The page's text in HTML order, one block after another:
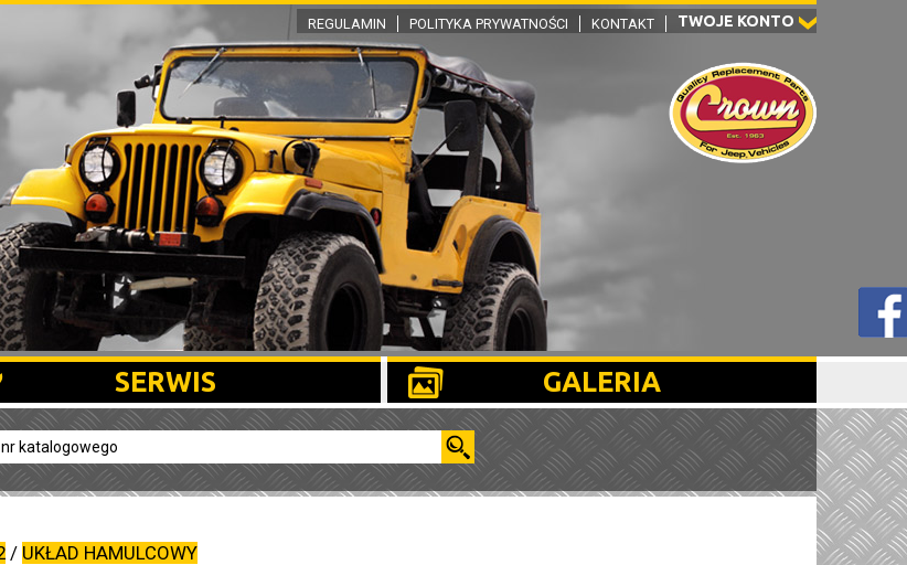
TWOJE KONTO
REGULAMIN POLITYKA PRYWATNOŚCI KONTAKT
SERWIS GALERIA
/ UKŁAD HAMULCOWY